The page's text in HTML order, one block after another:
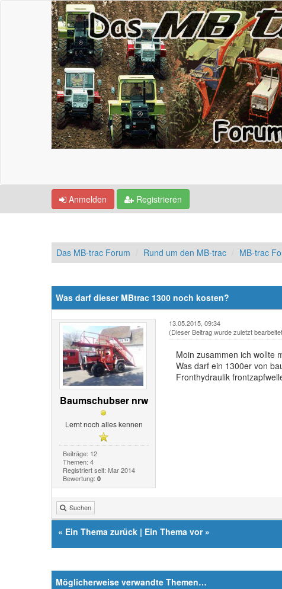
Anmelden Registrieren
Das MB-trac Forum Rund um den MB-trac MB-trac
Was darf dieser MBtrac 1300 noch kosten?
Baumschubser nrw
Lernt noch alles kennen
Beiträge: 12
Themen: 4
Registriert seit: Mar 2014
Bewertung: 0
13.05.2015, 09:34
(Dieser Beitrag wurde zuletzt
Moin zusammen ich wollte
Was darf ein 1300er von
Fronthydraulik
Suchen
« Ein Thema zurück | Ein Thema vor»
Möglicherweise verwandte Themen…